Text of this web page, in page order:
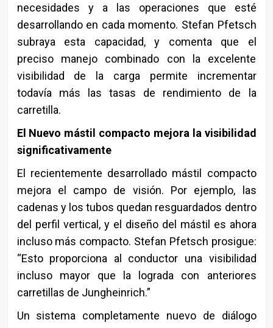
necesidades y a las operaciones que esté
desarrollando en cada momento. Stefan Pfetsch
subraya esta capacidad, y comenta que el
preciso manejo combinado con la excelente
visibilidad de la carga permite incrementar
todavía más las tasas de rendimiento de la
carretilla.
El Nuevo mástil compacto mejora la visibilidad
significativamente
El recientemente desarrollado mástil compacto
mejora el campo de visión. Por ejemplo, las
cadenas y los tubos quedan resguardados dentro
del perfil vertical, y el diseño del mástil es ahora
incluso más compacto. Stefan Pfetsch prosigue:
“Esto proporciona al conductor una visibilidad
incluso mayor que la lograda con anteriores
carretillas de Jungheinrich.”
Un sistema completamente nuevo de diálogo